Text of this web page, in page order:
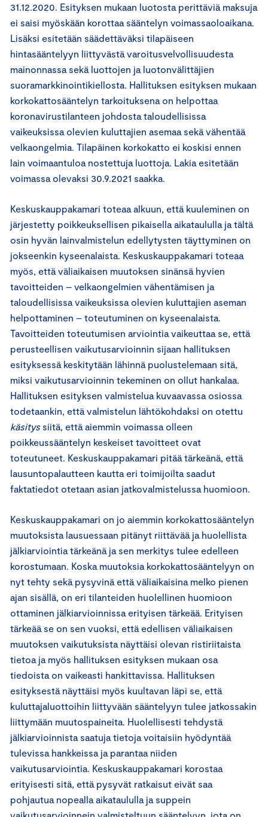
31.12.2020. Esityksen mukaan luotosta perittäviä maksuja
ei saisi myöskään korottaa sääntelyn voimassaoloaikana.
Lisäksi esitetään säädettäväksi tilapäiseen
hintasääntelyyn liittyvästä varoitusvelvollisuudesta
mainonnassa sekä luottojen ja luotonvälittäjien
suoramarkkinointikiellosta. Hallituksen esityksen mukaan
korkokattosääntelyn tarkoituksena on helpottaa
koronavirustilanteen johdosta taloudellisissa
vaikeuksissa olevien kuluttajien asemaa sekä vähentää
velkaongelmia. Tilapäinen korkokatto ei koskisi ennen
lain voimaantuloa nostettuja luottoja. Lakia esitetään
voimassa olevaksi 30.9.2021 saakka.
Keskuskauppakamari toteaa alkuun, että kuuleminen on
järjestetty poikkeuksellisen pikaisella aikataululla ja tältä
osin hyvän lainvalmistelun edellytysten täyttyminen on
jokseenkin kyseenalaista. Keskuskauppakamari toteaa
myös, että väliaikaisen muutoksen sinänsä hyvien
tavoitteiden – velkaongelmien vähentämisen ja
taloudellisissa vaikeuksissa olevien kuluttajien aseman
helpottaminen – toteutuminen on kyseenalaista.
Tavoitteiden toteutumisen arviointia vaikeuttaa se, että
perusteellisen vaikutusarvioinnin sijaan hallituksen
esityksessä keskitytään lähinnä puolustelemaan sitä,
miksi vaikutusarvioinnin tekeminen on ollut hankalaa.
Hallituksen esityksen valmistelua kuvaavassa osiossa
todetaankin, että valmistelun lähtökohdaksi on otettu
käsityssiitä, että aiemmin voimassa olleen
poikkeussääntelyn keskeiset tavoitteet ovat
toteutuneet. Keskuskauppakamari pitää tärkeänä, että
lausuntopalautteen kautta eri toimijoilta saadut
faktatiedot otetaan asian jatkovalmistelussa huomioon.
Keskuskauppakamari on jo aiemmin korkokattosääntelyn
muutoksista lausuessaan pitänyt riittävää ja huolellista
jälkiarviointia tärkeänä ja sen merkitys tulee edelleen
korostumaan. Koska muutoksia korkokattosääntelyyn on
nyt tehty sekä pysyvinä että väliaikaisina melko pienen
ajan sisällä, on eri tilanteiden huolellinen huomioon
ottaminen jälkiarvioinnissa erityisen tärkeää. Erityisen
tärkeää se on sen vuoksi, että edellisen väliaikaisen
muutoksen vaikutuksista näyttäisi olevan ristiriitaista
tietoa ja myös hallituksen esityksen mukaan osa
tiedoista on vaikeasti hankittavissa. Hallituksen
esityksestä näyttäisi myös kuultavan läpi se, että
kuluttajaluottoihin liittyvään sääntelyyn tulee jatkossakin
liittymään muutospaineita. Huolellisesti tehdystä
jälkiarvioinnista saatuja tietoja voitaisiin hyödyntää
tulevissa hankkeissa ja parantaa niiden
vaikutusarviointia. Keskuskauppakamari korostaa
erityisesti sitä, että pysyvät ratkaisut eivät saa
pohjautua nopealla aikataululla ja suppein
vaikutusarvioinnein valmisteltuun sääntelyyn, jota on